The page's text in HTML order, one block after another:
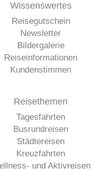
Wissenswertes
Reisegutschein
Newsletter
Bildergalerie
Reiseinformationen
Kundenstimmen
Reisethemen
Tagesfahrten
Busrundreisen
Städtereisen
Kreuzfahrten
und Aktivreisen